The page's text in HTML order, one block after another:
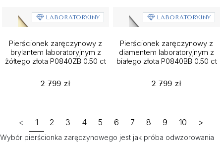
LABORATORYJNY
Pierścionek zaręczynowy z
brylantem laboratoryjnym z
żółtego złota P0840ZB 0.50 ct
2 799 zł
LABORATORYJNY
Pierścionek zaręczynowy z
diamentem laboratoryjnym z
białego złota P0840BB 0.50 ct
2 799 zł
< 1 2 3 4 5 6 7 8 9 10 >
Wybór pierścionka zaręczynowego jest jak próba odwzorowania